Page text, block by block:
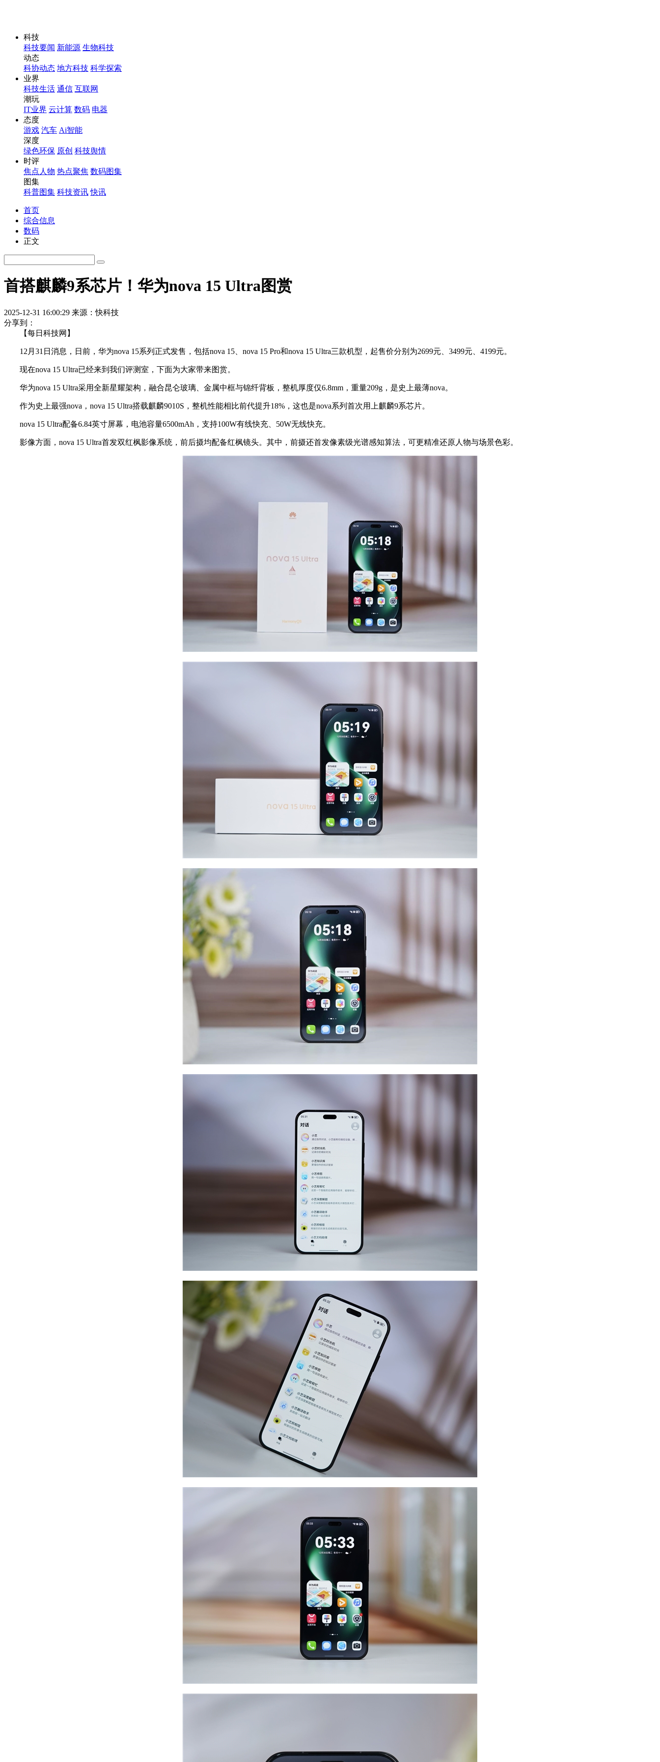
科技
科技要闻 新能源 生物科技
动态
科协动态 地方科技 科学探索
业界
科技生活 通信 互联网
潮玩
IT业界 云计算 数码 电器
态度
游戏 汽车 Ai智能
深度
绿色环保 原创 科技舆情
时评
焦点人物 热点聚焦 数码图集
图集
科普图集 科技资讯 快讯
首页
综合信息
数码
正文
首搭麒麟9系芯片！华为nova 15 Ultra图赏
2025-12-31 16:00:29 来源：快科技
分享到：
【每日科技网】
12月31日消息，日前，华为nova 15系列正式发售，包括nova 15、nova 15 Pro和nova 15 Ultra三款机型，起售价分别为2699元、3499元、4199元。
现在nova 15 Ultra已经来到我们评测室，下面为大家带来图赏。
华为nova 15 Ultra采用全新星耀架构，融合昆仑玻璃、金属中框与锦纤背板，整机厚度仅6.8mm，重量209g，是史上最薄nova。
作为史上最强nova，nova 15 Ultra搭载麒麟9010S，整机性能相比前代提升18%，这也是nova系列首次用上麒麟9系芯片。
nova 15 Ultra配备6.84英寸屏幕，电池容量6500mAh，支持100W有线快充、50W无线快充。
影像方面，nova 15 Ultra首发双红枫影像系统，前后摄均配备红枫镜头。其中，前摄还首发像素级光谱感知算法，可更精准还原人物与场景色彩。